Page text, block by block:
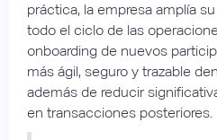
práctica, la empresa amplía
todo el ciclo de las
onboarding de nuevos
más ágil, seguro y trazable
además de reducir
en transacciones posteriores.